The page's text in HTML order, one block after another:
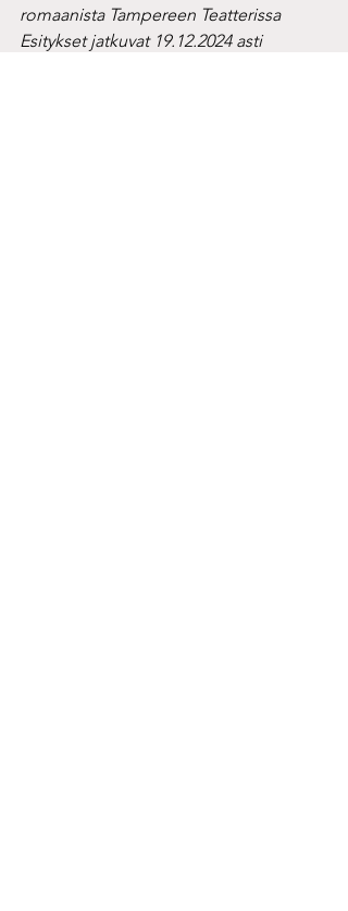
romaanista Tampereen Teatterissa
Esitykset jatkuvat 19.12.2024 asti